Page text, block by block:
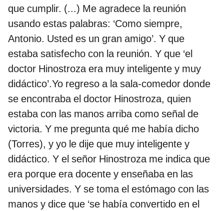
que cumplir. (...) Me agradece la reunión
usando estas palabras: ‘Como siempre,
Antonio. Usted es un gran amigo’. Y que
estaba satisfecho con la reunión. Y que ‘el
doctor Hinostroza era muy inteligente y muy
didáctico’.Yo regreso a la sala-comedor donde
se encontraba el doctor Hinostroza, quien
estaba con las manos arriba como señal de
victoria. Y me pregunta qué me había dicho
(Torres), y yo le dije que muy inteligente y
didáctico. Y el señor Hinostroza me indica que
era porque era docente y enseñaba en las
universidades. Y se toma el estómago con las
manos y dice que ‘se había convertido en el